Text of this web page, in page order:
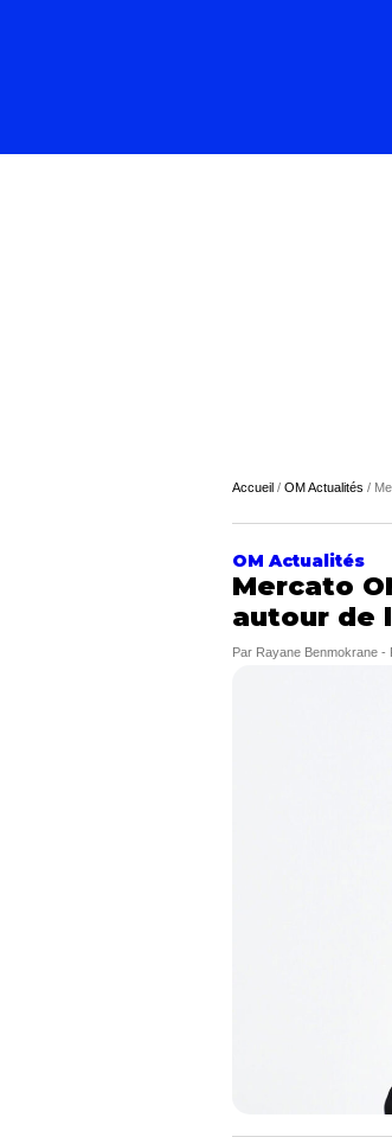
Accueil / OM Actualités /
OM Actualités
Mercato
autour de
Par Rayane Benmokrane -